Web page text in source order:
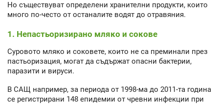
Но съществуват определени хранителни продукти, които
много по-често от останалите водят до отравяния.
1. Непастьоризирано мляко и сокове
Суровото мляко и соковете, които не са преминали през
пастьоризация, могат да съдържат опасни бактерии,
паразити и вируси.
В САЩ например, за периода от 1998-ма до 2011-та година
се регистрирани 148 епидемии от чревни инфекции при